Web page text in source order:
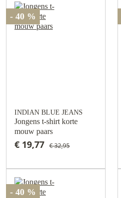
- 40 %
INDIAN BLUE JEANS
Jongens t-shirt korte
mouw paars
€ 19,77 € 32,95
- 40 %